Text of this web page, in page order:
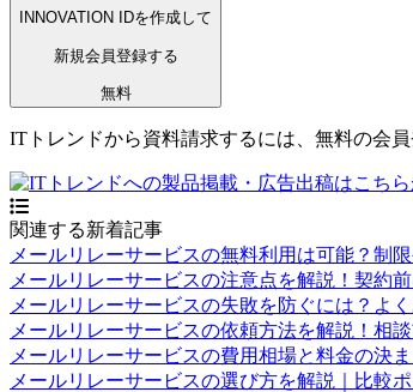
INNOVATION IDを作成して
新規会員登録する
無料
ITトレンドから資料請求するには、無料の会
関連する新着記事
メールリレーサービスの無料利用は可能？制
メールリレーサービスの注意点を解説！契約
メールリレーサービスの失敗を防ぐには？よ
メールリレーサービスの依頼方法を解説！相
メールリレーサービスの費用相場と料金の決
メールリレーサービスの選び方を解説｜比較